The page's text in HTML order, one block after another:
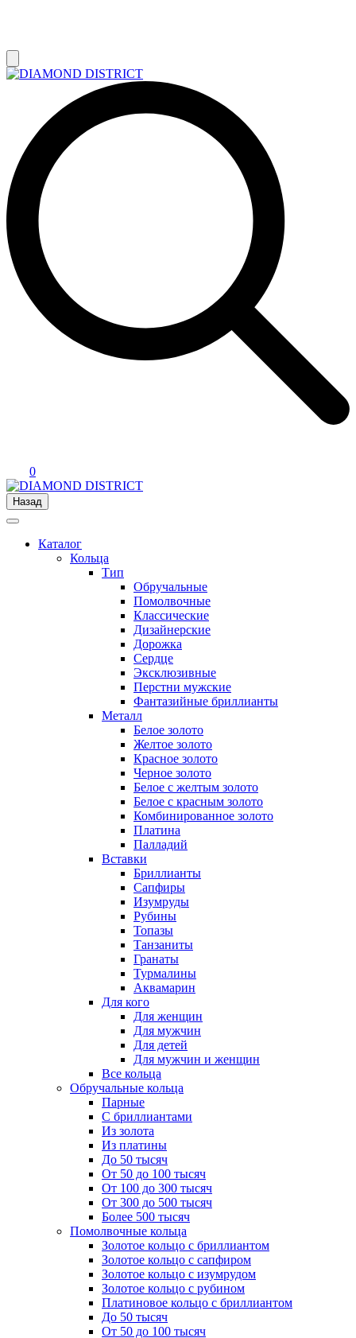
0
Назад
Каталог
Кольца
Тип
Обручальные
Помолвочные
Классические
Дизайнерские
Дорожка
Сердце
Эксклюзивные
Перстни мужские
Фантазийные бриллианты
Металл
Белое золото
Желтое золото
Красное золото
Черное золото
Белое с желтым золото
Белое с красным золото
Комбинированное золото
Платина
Палладий
Вставки
Бриллианты
Сапфиры
Изумруды
Рубины
Топазы
Танзаниты
Гранаты
Турмалины
Аквамарин
Для кого
Для женщин
Для мужчин
Для детей
Для мужчин и женщин
Все кольца
Обручальные кольца
Парные
С бриллиантами
Из золота
Из платины
До 50 тысяч
От 50 до 100 тысяч
От 100 до 300 тысяч
От 300 до 500 тысяч
Более 500 тысяч
Помолвочные кольца
Золотое кольцо с бриллиантом
Золотое кольцо с сапфиром
Золотое кольцо с изумрудом
Золотое кольцо с рубином
Платиновое кольцо с бриллиантом
До 50 тысяч
От 50 до 100 тысяч